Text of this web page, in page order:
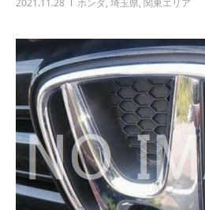
2021.11.28 ホンダ, 埼玉県, 関東エリア
お知らせ
会社概要
お問い合わせ